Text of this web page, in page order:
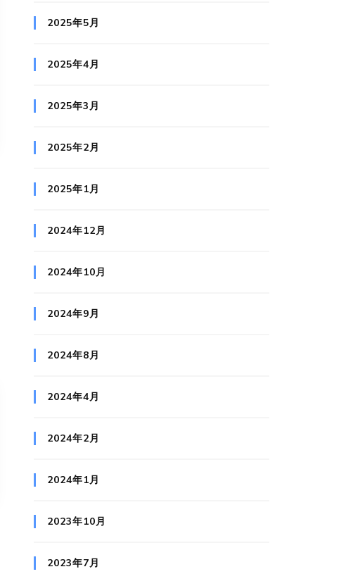
2025年5月
2025年4月
2025年3月
2025年2月
2025年1月
2024年12月
2024年10月
2024年9月
2024年8月
2024年4月
2024年2月
2024年1月
2023年10月
2023年7月